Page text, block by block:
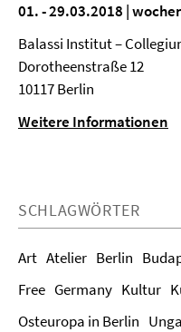
01. - 29.03.2018 |
Balassi Institut –
Dorotheenstraße 12
10117 Berlin
Weitere Informationen
SCHLAGWÖRTER
Art Atelier Berlin
Free Germany Kultur
Osteuropa in Berlin